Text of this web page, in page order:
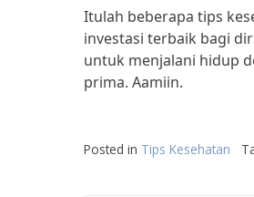
Itulah beberapa tips
investasi terbaik bagi
untuk menjalani hidup
prima. Aamiin.
Posted in Tips Kesehatan